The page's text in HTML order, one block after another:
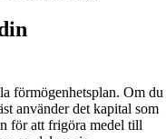
förmögenhetsplan. Om du
använder det kapital som
för att frigöra medel till